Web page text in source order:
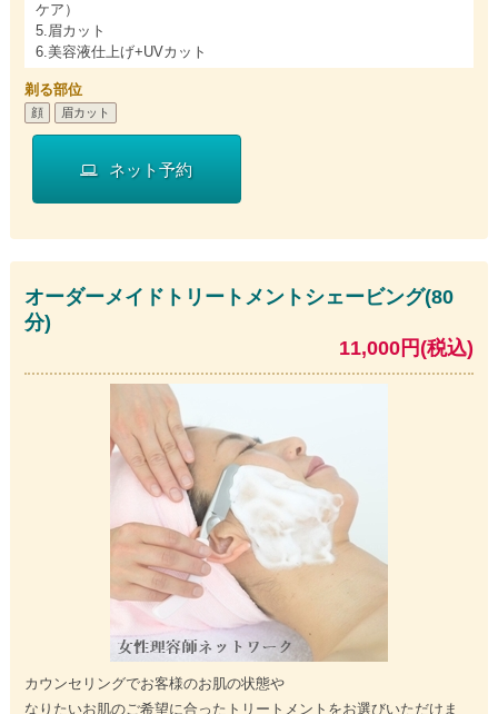
ケア）
5.眉カット
6.美容液仕上げ+UVカット
剃る部位
顔 眉カット
ネット予約
オーダーメイドトリートメントシェービング(80
分)
11,000円(税込)
カウンセリングでお客様のお肌の状態や
なりたいお肌のご希望に合ったトリートメントをお選びいただけま